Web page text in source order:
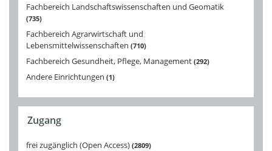
Fachbereich Landschaftswissenschaften und Geomatik
735
Fachbereich Agrarwirtschaft und
Lebensmittelwissenschaften 710
Fachbereich Gesundheit, Pflege, Management 292
Andere Einrichtungen 1
Zugang
frei zugänglich (Open Access) 2809